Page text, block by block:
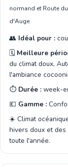
normand et Route
d'Auge
👥 Idéal pour :
🗓️ Meilleure
du climat doux,
l'ambiance
⏱️ Durée : week-
💶 Gamme :
☀️ Climat
hivers doux et
toute l'année.